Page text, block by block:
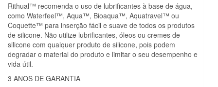
Rithual™ recomenda o uso de lubrificantes à base de água,
como Waterfeel™, Aqua™, Bioaqua™, Aquatravel™ ou
Coquette™ para inserção fácil e suave de todos os produtos
de silicone. Não utilize lubrificantes, óleos ou cremes de
silicone com qualquer produto de silicone, pois podem
degradar o material do produto e limitar o seu desempenho e
vida útil.
3 ANOS DE GARANTIA